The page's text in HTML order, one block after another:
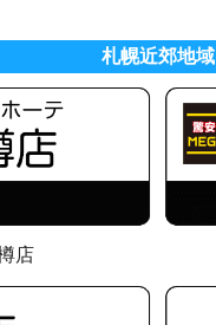
札幌近郊地域
店